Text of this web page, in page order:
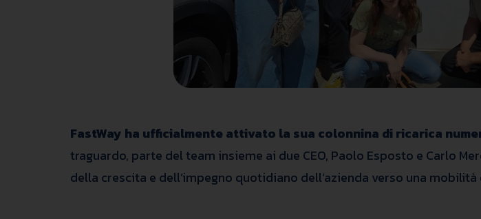
FastWay ha ufficialmente attivato la sua colonnina di ricarica
traguardo, parte del team insieme ai due CEO, Paolo Esposto e Carlo
della crescita e dell’impegno quotidiano dell’azienda verso una